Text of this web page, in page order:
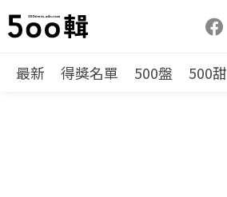
最新 得獎名單 500盤 500甜